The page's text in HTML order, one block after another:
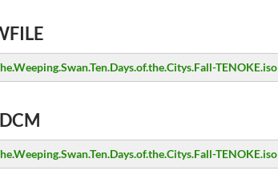
TENOKE.iso
TENOKE.iso